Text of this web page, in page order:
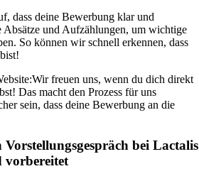
dass deine Bewerbung klar und
Absätze und Aufzählungen, um wichtige
So können wir schnell erkennen, dass
Wir freuen uns, wenn du dich direkt
Das macht den Prozess für uns
sein, dass deine Bewerbung an die
bei Lactalis
vorbereitet